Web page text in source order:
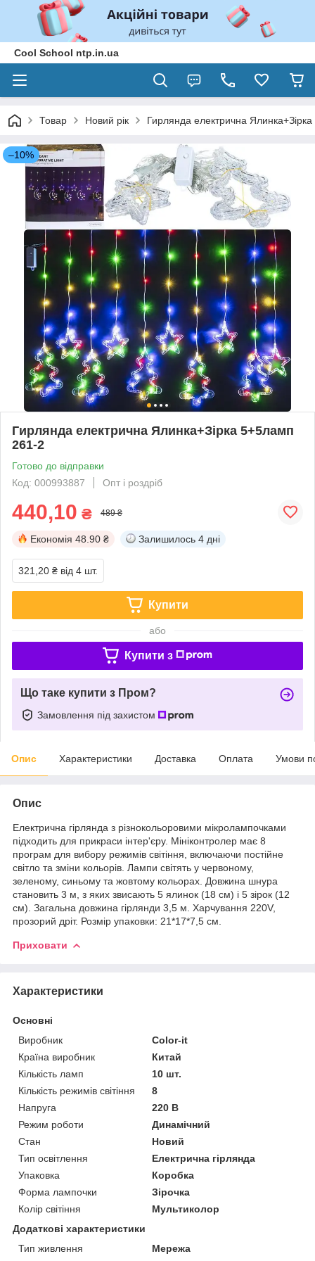
Cool School ntp.in.ua
Товар Новий рік Гирлянда електрична
–10%
Гирлянда електрична Ялинка+Зірка 5+5ламп
261-2
Готово до відправки
Код: 000993887
Опт і роздріб
440,10 ₴ 489 ₴
Економія 48.90 ₴ Залишилось 4 дні
321,20 ₴ від 4 шт.
Купити
або
Купити з
Що таке купити з Пром?
Замовлення під захистом
Опис Характеристики Доставка Оплата Умови
Опис
Електрична гірлянда з різнокольоровими мікролампочками
підходить для прикраси інтер'єру. Мініконтролер має 8
програм для вибору режимів світіння, включаючи постійне
світло та зміни кольорів. Лампи світять у червоному,
зеленому, синьому та жовтому кольорах. Довжина шнура
становить 3 м, з яких звисають 5 ялинок (18 см) і 5 зірок (12
см). Загальна довжина гірлянди 3,5 м. Харчування 220V,
прозорий дріт. Розмір упаковки: 21*17*7,5 см.
Приховати
Характеристики
Основні
Виробник
Color-it
Країна виробник
Китай
Кількість ламп
10 шт.
Кількість режимів світіння
8
Напруга
220 В
Режим роботи
Динамічний
Стан
Новий
Тип освітлення
Електрична гірлянда
Упаковка
Коробка
Форма лампочки
Зірочка
Колір світіння
Мультиколор
Додаткові характеристики
Тип живлення
Мережа